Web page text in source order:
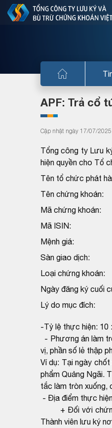
APF: Trả cổ
Cập nhật ngày 17/07/
Tổng công ty Lưu
hiện quyền cho Tổ
Tên tổ chức phát
Tên chứng khoán:
Mã chứng khoán:
Mã ISIN:
Mệnh giá:
Sàn giao dịch:
Loại chứng khoán:
Ngày đăng ký cuối
Lý do mục đích:
-Tỷ lệ thực hiện: 10
- Phương án làm
vị, phần số lẻ thập
Ví dụ: Tại ngày
phẩm Quảng Ngãi.
tắc làm tròn xuống,
- Địa điểm thực
+ Đối với chứng
Thành viên lưu ký